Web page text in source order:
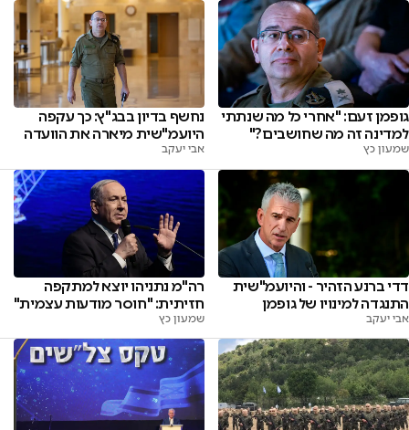
גופמן זעם: "אחרי כל מה שנתתי
למדינה זה מה שחושבים?"
שמעון כץ
נחשף בדיון בבג"ץ: כך עקפה
היועמ"שית מיארה את הוועדה
אבי יעקב
דדי ברנע הזהיר - והיועמ"שית
התנגדה למינויו של גופמן
אבי יעקב
רה"מ נתניהו יוצא למתקפה
חזיתית: "חוסר מודעות עצמית"
שמעון כץ